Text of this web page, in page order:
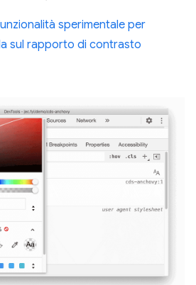
sperimentale per
sul rapporto di contrasto